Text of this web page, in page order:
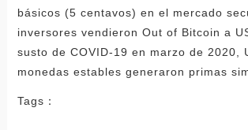
básicos (5 centavos) en el mercado
inversores vendieron Out of Bitcoin a
susto de COVID-19 en marzo de 2020,
monedas estables generaron primas
Tags：